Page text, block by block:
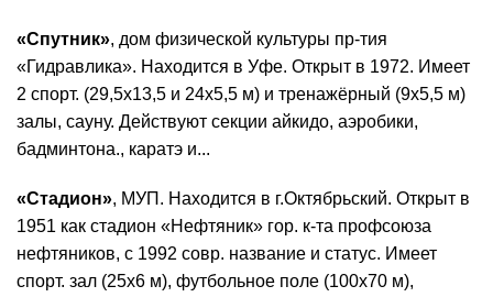
«Спутник», дом физической культуры пр-тия
«Гидравлика». Находится в Уфе. Открыт в 1972. Имеет
2 спорт. (29,5x13,5 и 24x5,5 м) и тренажёрный (9x5,5 м)
залы, сауну. Действуют секции айкидо, аэробики,
бадминтона., каратэ и...
«Стадион», МУП. Находится в г.Октябрьский. Открыт в
1951 как стадион «Нефтяник» гор. к-та профсоюза
нефтяников, с 1992 совр. название и статус. Имеет
спорт. зал (25x6 м), футбольное поле (100x70 м),